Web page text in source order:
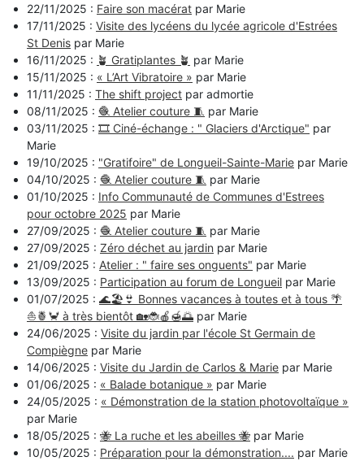
22/11/2025 : Faire son macérat par Marie
17/11/2025 : Visite des lycéens du lycée agricole d'Estrées
St Denis par Marie
16/11/2025 : 🪴 Gratiplantes 🪴 par Marie
15/11/2025 : « L’Art Vibratoire » par Marie
11/11/2025 : The shift project par admortie
08/11/2025 : 🧶 Atelier couture 🧵 par Marie
03/11/2025 : 🎞️ Ciné-échange : " Glaciers d'Arctique" par
Marie
19/10/2025 : "Gratifoire" de Longueil-Sainte-Marie par Marie
04/10/2025 : 🧶 Atelier couture 🧵 par Marie
01/10/2025 : Info Communauté de Communes d'Estrees
pour octobre 2025 par Marie
27/09/2025 : 🧶 Atelier couture 🧵 par Marie
27/09/2025 : Zéro déchet au jardin par Marie
21/09/2025 : Atelier : " faire ses onguents" par Marie
13/09/2025 : Participation au forum de Longueil par Marie
01/07/2025 : 🌊🏖👙 Bonnes vacances à toutes et à tous 🌴
⛵🍍🦀 à très bientôt 🏡🐞🍎🍯🌅 par Marie
24/06/2025 : Visite du jardin par l'école St Germain de
Compiègne par Marie
14/06/2025 : Visite du Jardin de Carlos & Marie par Marie
01/06/2025 : « Balade botanique » par Marie
24/05/2025 : « Démonstration de la station photovoltaïque »
par Marie
18/05/2025 : 🐝 La ruche et les abeilles 🐝 par Marie
10/05/2025 : Préparation pour la démonstration.... par Marie